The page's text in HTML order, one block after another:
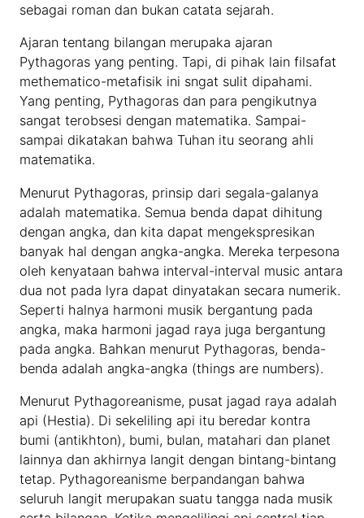
sebagai roman dan bukan catata sejarah.
Ajaran tentang bilangan merupaka ajaran
Pythagoras yang penting. Tapi, di pihak lain filsafat
methematico-metafisik ini sngat sulit dipahami.
Yang penting, Pythagoras dan para pengikutnya
sangat terobsesi dengan matematika. Sampai-
sampai dikatakan bahwa Tuhan itu seorang ahli
matematika.
Menurut Pythagoras, prinsip dari segala-galanya
adalah matematika. Semua benda dapat dihitung
dengan angka, dan kita dapat mengekspresikan
banyak hal dengan angka-angka. Mereka terpesona
oleh kenyataan bahwa interval-interval music antara
dua not pada lyra dapat dinyatakan secara numerik.
Seperti halnya harmoni musik bergantung pada
angka, maka harmoni jagad raya juga bergantung
pada angka. Bahkan menurut Pythagoras, benda-
benda adalah angka-angka (things are numbers).
Menurut Pythagoreanisme, pusat jagad raya adalah
api (Hestia). Di sekeliling api itu beredar kontra
bumi (antikhton), bumi, bulan, matahari dan planet
lainnya dan akhirnya langit dengan bintang-bintang
tetap. Pythagoreanisme berpandangan bahwa
seluruh langit merupakan suatu tangga nada musik